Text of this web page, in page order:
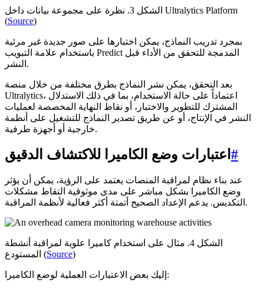
الشكل 3. نظرة على مجموعة بيانات داخل Ultralytics Platform
(Source)
بمجرد تدريب النماذج، يمكن اختبارها على صور جديدة غير مرئية
باستخدام علامة التبويب Predict المدمجة للتحقق من الأداء قبل
النشر.
بعد التحقق، يمكن نشر النماذج بطرق مختلفة من خلال منصة
Ultralytics، اعتماداً على حالة الاستخدام، بما في ذلك الاستدلال
المشترك للتطوير والاختبار، أو نقاط النهاية المخصصة لعمليات
النشر في الإنتاج، أو عن طريق تصدير النماذج للتشغيل على أنظمة
خارجية أو أجهزة طرفية.
اعتبارات وضع الكاميرا للاكتشاف الدقيق #
عند بناء نظام لمراقبة المنصات يعتمد على الرؤية، يمكن أن يؤثر
وضع الكاميرا بشكل مباشر على مدى موثوقية التقاط مشكلات
التكديس. يدعم الإعداد الصحيح أتمتة أكثر فعالية لأنظمة المراقبة.
الشكل 4. مثال على استخدام كاميرا علوية لمراقبة أنشطة
المستودع (Source)
إليك بعض الاعتبارات العملية لوضع الكاميرا: